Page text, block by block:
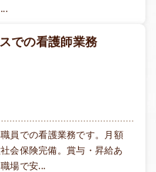
での看護師業務
員での看護業務です。月額
会保険完備。賞与・昇給あ
場で安...